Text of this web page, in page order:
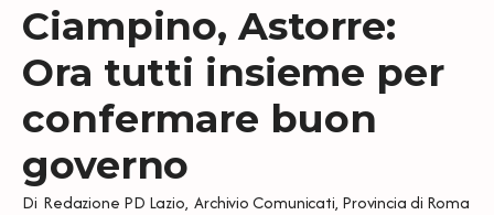
Ciampino, Astorre:
Ora tutti insieme per
confermare buon
governo
Di Redazione PD Lazio, Archivio Comunicati, Provincia di Roma